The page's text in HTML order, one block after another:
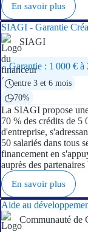
En savoir plus
SIAGI - Garantie
SIAGI
Garantie : 1 000 € à
entre 3 et 6 mois
70%
La SIAGI propose
70 % des crédits de 5
d'entreprise,
50 salariés dans tous
financement en
auprès des partenaires
En savoir plus
Aide au
Communauté de